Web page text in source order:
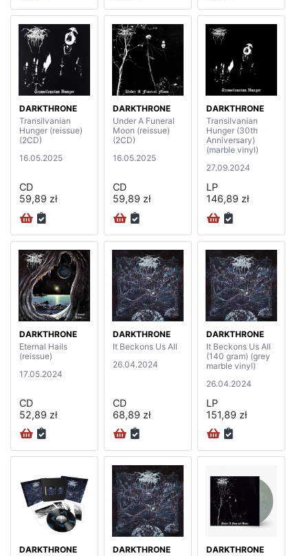
DARKTHRONE
Transilvanian
Hunger (reissue)
(2CD)
16.05.2025
CD
59,89 zł
DARKTHRONE
Under A Funeral
Moon (reissue)
(2CD)
16.05.2025
CD
59,89 zł
DARKTHRONE
Transilvanian
Hunger (30th
Anniversary)
(marble vinyl)
27.09.2024
LP
146,89 zł
DARKTHRONE
Eternal Hails
(reissue)
17.05.2024
CD
52,89 zł
DARKTHRONE
It Beckons Us All
26.04.2024
CD
68,89 zł
DARKTHRONE
It Beckons Us All
(140 gram) (grey
marble vinyl)
26.04.2024
LP
151,89 zł
DARKTHRONE
DARKTHRONE
DARKTHRONE